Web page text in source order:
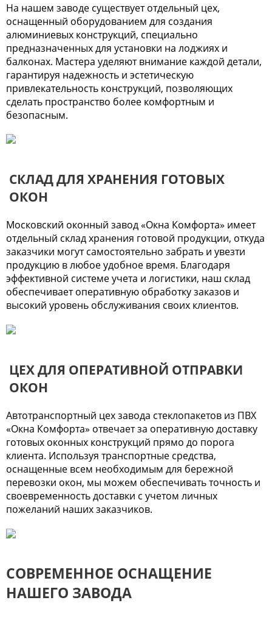
На нашем заводе существует отдельный цех,
оснащенный оборудованием для создания
алюминиевых конструкций, специально
предназначенных для установки на лоджиях и
балконах. Мастера уделяют внимание каждой детали,
гарантируя надежность и эстетическую
привлекательность конструкций, позволяющих
сделать пространство более комфортным и
безопасным.
СКЛАД ДЛЯ ХРАНЕНИЯ ГОТОВЫХ
ОКОН
Московский оконный завод «Окна Комфорта» имеет
отдельный склад хранения готовой продукции, откуда
заказчики могут самостоятельно забрать и увезти
продукцию в любое удобное время. Благодаря
эффективной системе учета и логистики, наш склад
обеспечивает оперативную обработку заказов и
высокий уровень обслуживания своих клиентов.
ЦЕХ ДЛЯ ОПЕРАТИВНОЙ ОТПРАВКИ
ОКОН
Автотранспортный цех завода стеклопакетов из ПВХ
«Окна Комфорта» отвечает за оперативную доставку
готовых оконных конструкций прямо до порога
клиента. Используя транспортные средства,
оснащенные всем необходимым для бережной
перевозки окон, мы можем обеспечивать точность и
своевременность доставки с учетом личных
пожеланий наших заказчиков.
СОВРЕМЕННОЕ ОСНАЩЕНИЕ
НАШЕГО ЗАВОДА